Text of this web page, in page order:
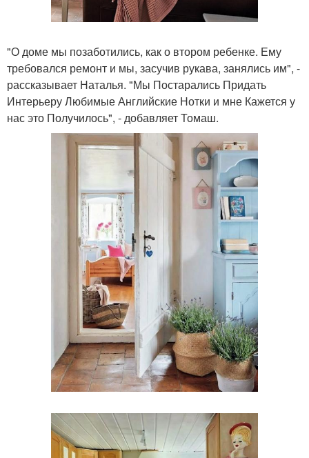
"О доме мы позаботились, как о втором ребенке. Ему
требовался ремонт и мы, засучив рукава, занялись им", -
рассказывает Наталья. "Мы Постарались Придать
Интерьеру Любимые Английские Нотки и мне Кажется у
нас это Получилось", - добавляет Томаш.